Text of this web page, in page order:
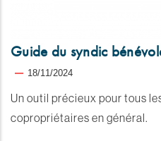
Guide du syndic
18/11/2024
Un outil précieux pour tous
copropriétaires en général.